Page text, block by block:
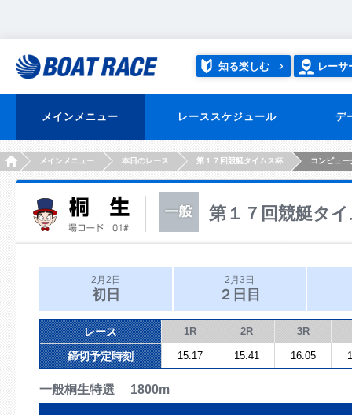
知る楽しむ レーサ
メインメニュー レーススケジュール デ
HOMEメインメニュー 本日のレース 第１７回競艇タイムス杯 コンピュー
第１７回競艇タ
2月2日
初日
2月3日
２日目
レース 1R 2R 3R
締切予定時刻 15:17 15:41 16:05
一般桐生特選 1800m